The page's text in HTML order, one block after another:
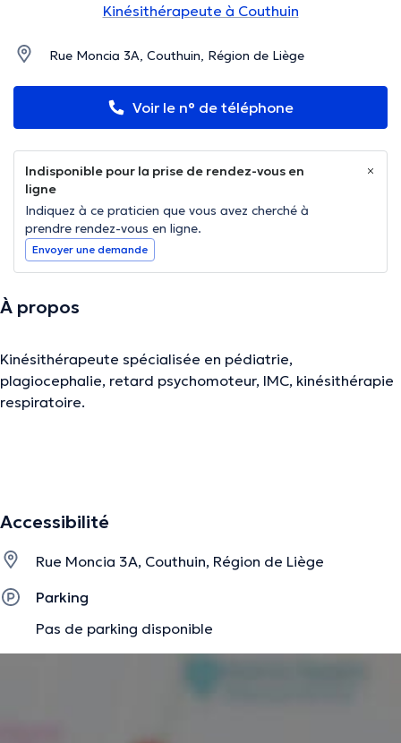
Kinésithérapeute à Couthuin
Rue Moncia 3A, Couthuin, Région de Liège
Voir le n° de téléphone
Indisponible pour la prise de rendez-vous en
ligne
Indiquez à ce praticien que vous avez cherché à
prendre rendez-vous en ligne.
Envoyer une demande
À propos
Kinésithérapeute spécialisée en pédiatrie,
plagiocephalie, retard psychomoteur, IMC, kinésithérapie
respiratoire.
Accessibilité
Rue Moncia 3A, Couthuin, Région de Liège
Parking
Pas de parking disponible